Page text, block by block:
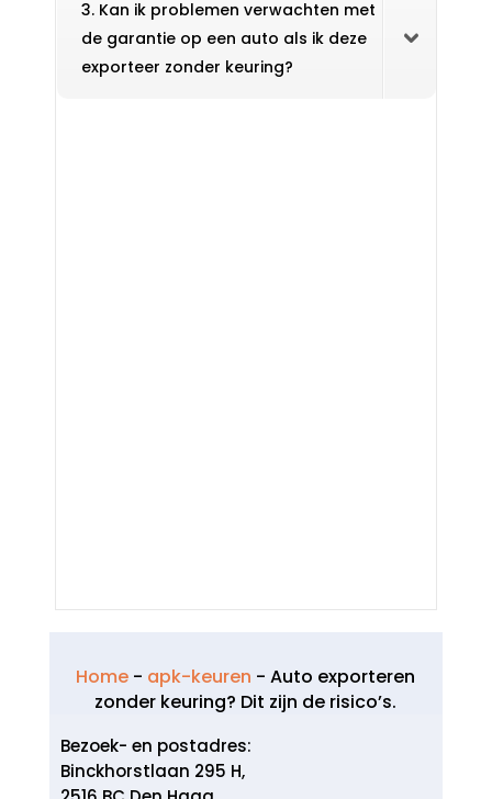
3. Kan ik problemen verwachten met
de garantie op een auto als ik deze
exporteer zonder keuring?
Home - apk-keuren -Auto exporteren
zonder keuring? Dit zijn de risico’s.​
Bezoek- en postadres:
Binckhorstlaan 295 H,